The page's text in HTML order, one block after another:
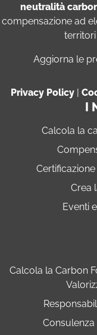
neutralità
compensazione ad
Aggiorna le
Privacy Policy |
I
Calcola la
Certificazione
Crea
Eventi
Calcola la Carbon